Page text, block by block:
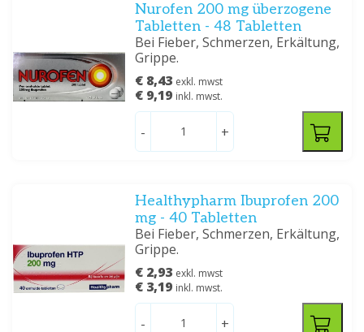
Nurofen 200 mg überzogene
Tabletten - 48 Tabletten
Bei Fieber, Schmerzen, Erkältung,
Grippe.
€ 8,43 exkl. mwst
€ 9,19 inkl. mwst.
- +
Healthypharm Ibuprofen 200
mg - 40 Tabletten
Bei Fieber, Schmerzen, Erkältung,
Grippe.
€ 2,93 exkl. mwst
€ 3,19 inkl. mwst.
- +